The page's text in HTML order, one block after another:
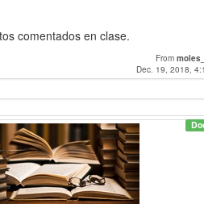
comentados en clase.
From
Dec. 19, 2018,